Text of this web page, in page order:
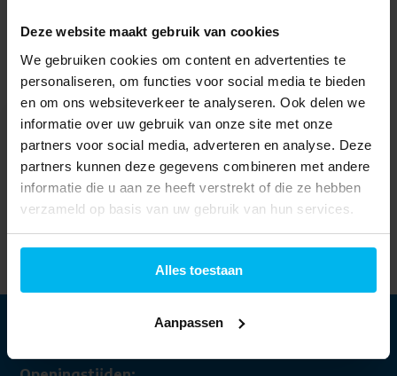
Deze website maakt gebruik van cookies
We gebruiken cookies om content en advertenties te
personaliseren, om functies voor social media te bieden
en om ons websiteverkeer te analyseren. Ook delen we
informatie over uw gebruik van onze site met onze
partners voor social media, adverteren en analyse. Deze
partners kunnen deze gegevens combineren met andere
informatie die u aan ze heeft verstrekt of die ze hebben
verzameld op basis van uw gebruik van hun services.
Alles toestaan
Aanpassen
Laatst bekeken
Just in Case
PrimeWallet Case